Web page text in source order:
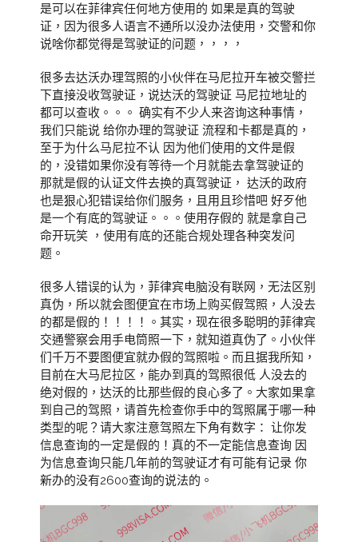
是可以在菲律宾任何地方使用的 如果是真的驾驶
证，因为很多人语言不通所以没办法使用，交警和你
说啥你都觉得是驾驶证的问题，，，，
很多去达沃办理驾照的小伙伴在马尼拉开车被交警拦
下直接没收驾驶证，说达沃的驾驶证 马尼拉地址的
都可以查收。。。 确实有不少人来咨询这种事情，
我们只能说 给你办理的驾驶证 流程和卡都是真的，
至于为什么马尼拉不认 因为他们使用的文件是假
的，没错如果你没有等待一个月就能去拿驾驶证的
那就是假的认证文件去换的真驾驶证， 达沃的政府
也是狠心犯错误给你们服务，且用且珍惜吧 好歹他
是一个有底的驾驶证。。。使用存假的 就是拿自己
命开玩笑 ，使用有底的还能合规处理各种突发问
题。
很多人错误的认为，菲律宾电脑没有联网，无法区别
真伪，所以就会图便宜在市场上购买假驾照，人没去
的都是假的！！！！。其实，现在很多聪明的菲律宾
交通警察会用手电筒照一下，就知道真伪了。小伙伴
们千万不要图便宜就办假的驾照啦。而且据我所知，
目前在大马尼拉区，能办到真的驾照很低 人没去的
绝对假的，达沃的比那些假的良心多了。大家如果拿
到自己的驾照，请首先检查你手中的驾照属于哪一种
类型的呢？请大家注意驾照左下角有数字： 让你发
信息查询的一定是假的！真的不一定能信息查询 因
为信息查询只能几年前的驾驶证才有可能有记录 你
新办的没有2600查询的说法的。